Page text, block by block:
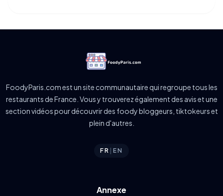
FoodyParis.com est un site communautaire qui regroupe tous les
restaurants de France. Vous y trouverez également des avis et une
section vidéos pour découvrir des foody bloggeurs, tiktokeurs et
plein d'autres.
FR |EN
Annexe